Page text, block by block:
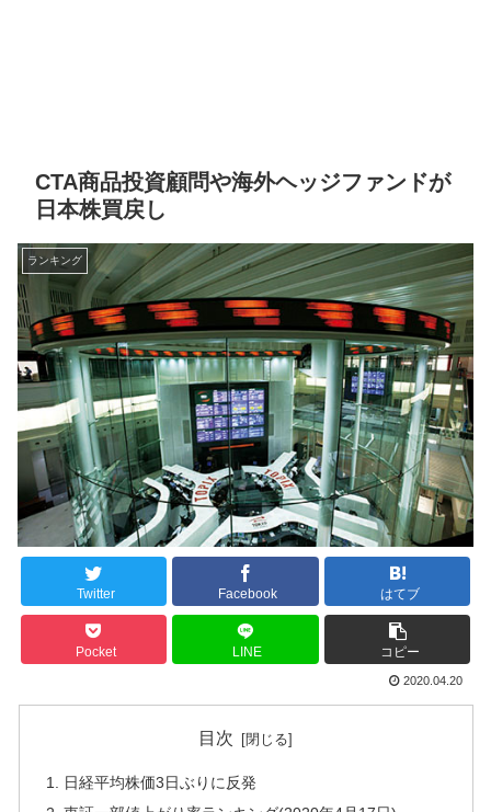
CTA商品投資顧問や海外ヘッジファンドが
日本株買戻し
ランキング
Twitter Facebook はてブ
Pocket LINE コピー
2020.04.20
目次
日経平均株価3日ぶりに反発